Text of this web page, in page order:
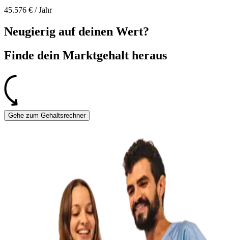
45.576 € /Jahr
Neugierig auf deinen Wert?
Finde dein Marktgehalt heraus
Gehe zum Gehaltsrechner